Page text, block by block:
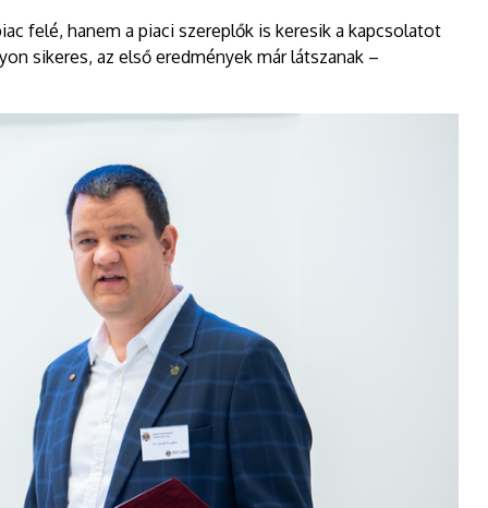
felé, hanem a piaci szereplők is keresik a kapcsolatot
sikeres, az első eredmények már látszanak –